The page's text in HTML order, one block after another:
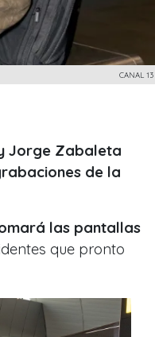
CANAL 13
Jorge Zabaleta
de la
las pantallas
que pronto